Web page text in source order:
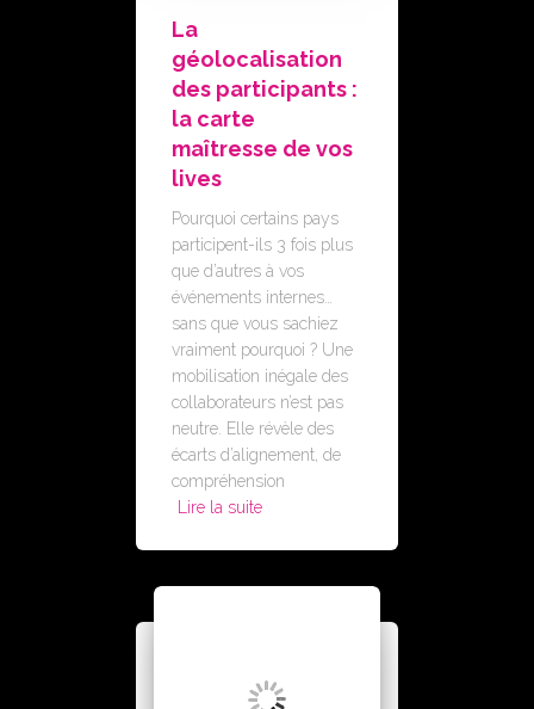
La
géolocalisation
des participants :
la carte
maîtresse de vos
lives
Pourquoi certains pays
participent-ils 3 fois plus
que d’autres à vos
événements internes…
sans que vous sachiez
vraiment pourquoi ? Une
mobilisation inégale des
collaborateurs n’est pas
neutre. Elle révèle des
écarts d’alignement, de
compréhension
Lire la suite